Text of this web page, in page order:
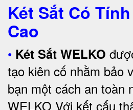
Két Sắt Có
Cao
• Két Sắt WELKO
tạo kiên cố nhằm bảo
bạn một cách an toàn
WELKO Với kết cấu